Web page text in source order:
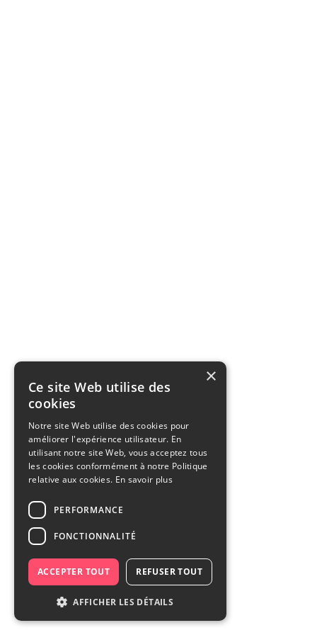
×
Ce site Web utilise des
cookies
Notre site Web utilise des cookies pour
améliorer l'expérience utilisateur. En
utilisant notre site Web, vous acceptez tous
les cookies conformément à notre Politique
relative aux cookies. En savoir plus
PERFORMANCE
FONCTIONNALITÉ
ACCEPTER TOUT REFUSER TOUT
AFFICHER LES DÉTAILS